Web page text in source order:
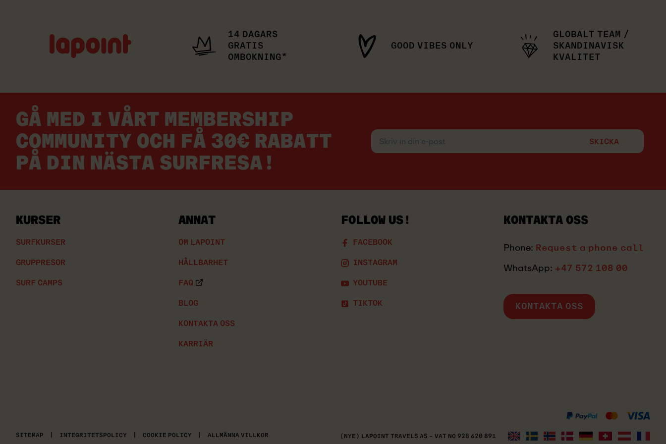
Lapoint
14 DAGARS
GRATIS
OMBOKNING*
GOOD VIBES ONLY
GLOBALT TEAM /
SKANDINAVISK
KVALITET
GÅ MED I VÅRT MEMBERSHIP
COMMUNITY OCH FÅ 30€ RABATT
PÅ DIN NÄSTA SURFRESA!
Skriv
in
din
KURSER
SURFKURSER
GRUPPRESOR
SURF CAMPS
ANNAT
OM LAPOINT
HÅLLBARHET
FAQ
BLOG
KONTAKTA OSS
KARRIÄR
FOLLOW US!
FACEBOOK
INSTAGRAM
YOUTUBE
TIKTOK
KONTAKTA OSS
Phone: Request a phone call
WhatsApp: +47 572 108 00
KONTAKTA OSS
(NYE) LAPOINT TRAVELS AS – VAT NO 928 620 891
SITEMAP INTEGRITETSPOLICY COOKIE POLICY ALLMÄNNA VILLKOR